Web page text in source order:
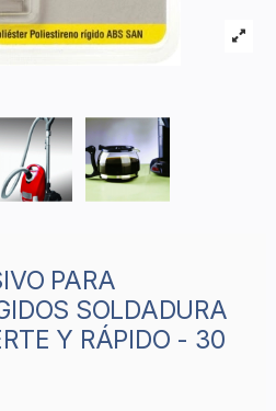
SOLDADURA
Y RÁPIDO - 30